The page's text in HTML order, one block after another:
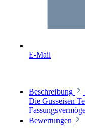
E-Mail
Beschreibung
Die Gusseisen
Bewertungen